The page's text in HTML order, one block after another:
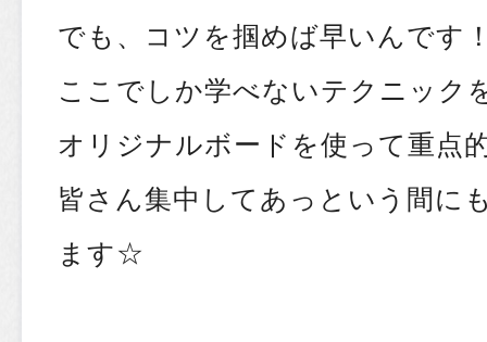
でも、コツを掴めば早いんです
ここでしか学べないテクニック
オリジナルボードを使って重点
皆さん集中してあっという間に
ます☆